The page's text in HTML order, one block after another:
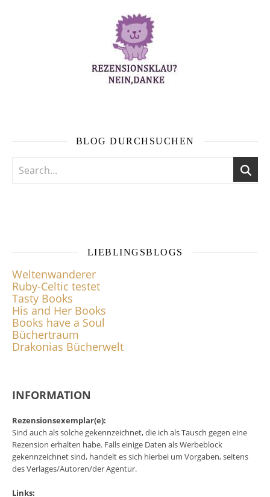
BLOG DURCHSUCHEN
LIEBLINGSBLOGS
Weltenwanderer
Ruby-Celtic testet
Tasty Books
His and Her Books
Books have a Soul
Büchertraum
Drakonias Bücherwelt
INFORMATION
Rezensionsexemplar(e):
Sind auch als solche gekennzeichnet, die ich als Tausch gegen eine
Rezension erhalten habe. Falls einige Daten als Werbeblock
gekennzeichnet sind, handelt es sich hierbei um Vorgaben, seitens
des Verlages/Autoren/der Agentur.
Links: